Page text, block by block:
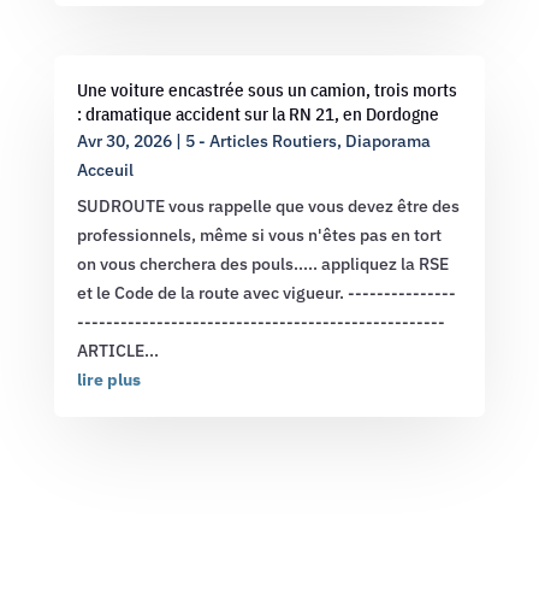
Une voiture encastrée sous un camion, trois morts
: dramatique accident sur la RN 21, en Dordogne
Avr 30, 2026| 5 - Articles Routiers, Diaporama
Acceuil
SUDROUTE vous rappelle que vous devez être des
professionnels, même si vous n'êtes pas en tort
on vous cherchera des pouls..... appliquez la RSE
et le Code de la route avec vigueur. ---------------
---------------------------------------------------
ARTICLE...
lire plus